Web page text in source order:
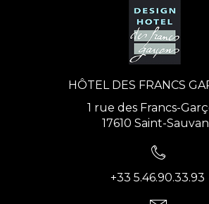
HÔTEL DES FRANCS
1 rue des Francs-
17610 Saint-
+33 5.46.90.33.93